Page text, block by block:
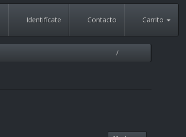
Identifícate Contacto Carrito